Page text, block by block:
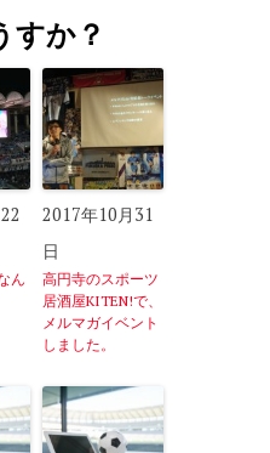
すか？
ん
2017年10月31
日
高円寺のスポーツ
居酒屋KITEN!で、
メルマガイベント
しました。